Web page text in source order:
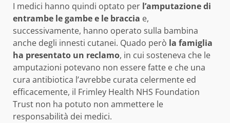
I medici hanno quindi optato per l’amputazione di
entrambe le gambe e le braccia e,
successivamente, hanno operato sulla bambina
anche degli innesti cutanei. Quado però la famiglia
ha presentato un reclamo, in cui sosteneva che le
amputazioni potevano non essere fatte e che una
cura antibiotica l’avrebbe curata celermente ed
efficacemente, il Frimley Health NHS Foundation
Trust non ha potuto non ammettere le
responsabilità dei medici.